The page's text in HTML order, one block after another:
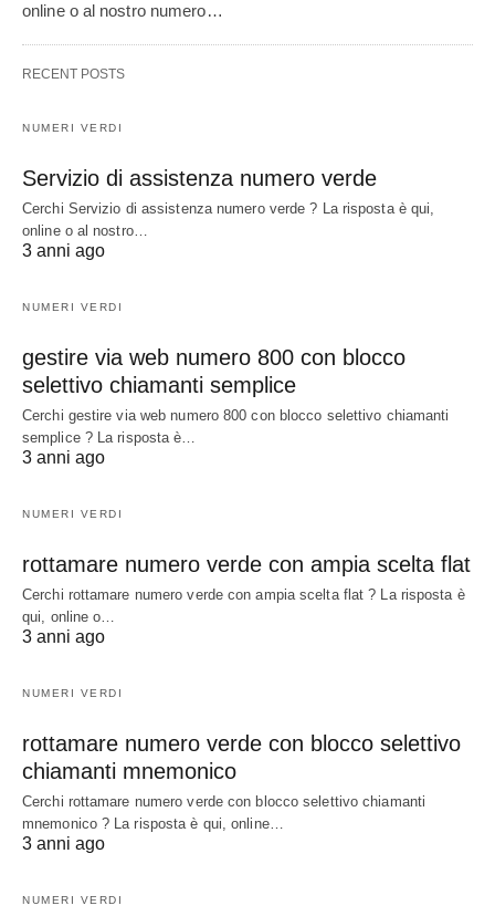
online o al nostro numero…
RECENT POSTS
NUMERI VERDI
Servizio di assistenza numero verde
Cerchi Servizio di assistenza numero verde ? La risposta è qui,
online o al nostro…
3 anni ago
NUMERI VERDI
gestire via web numero 800 con blocco
selettivo chiamanti semplice
Cerchi gestire via web numero 800 con blocco selettivo chiamanti
semplice ? La risposta è…
3 anni ago
NUMERI VERDI
rottamare numero verde con ampia scelta flat
Cerchi rottamare numero verde con ampia scelta flat ? La risposta è
qui, online o…
3 anni ago
NUMERI VERDI
rottamare numero verde con blocco selettivo
chiamanti mnemonico
Cerchi rottamare numero verde con blocco selettivo chiamanti
mnemonico ? La risposta è qui, online…
3 anni ago
NUMERI VERDI